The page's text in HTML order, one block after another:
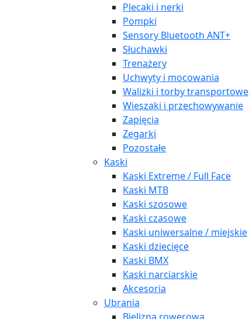
Plecaki i nerki
Pompki
Sensory Bluetooth ANT+
Słuchawki
Trenażery
Uchwyty i mocowania
Walizki i torby transportowe
Wieszaki i przechowywanie
Zapięcia
Zegarki
Pozostałe
Kaski
Kaski Extreme / Full Face
Kaski MTB
Kaski szosowe
Kaski czasowe
Kaski uniwersalne / miejskie
Kaski dziecięce
Kaski BMX
Kaski narciarskie
Akcesoria
Ubrania